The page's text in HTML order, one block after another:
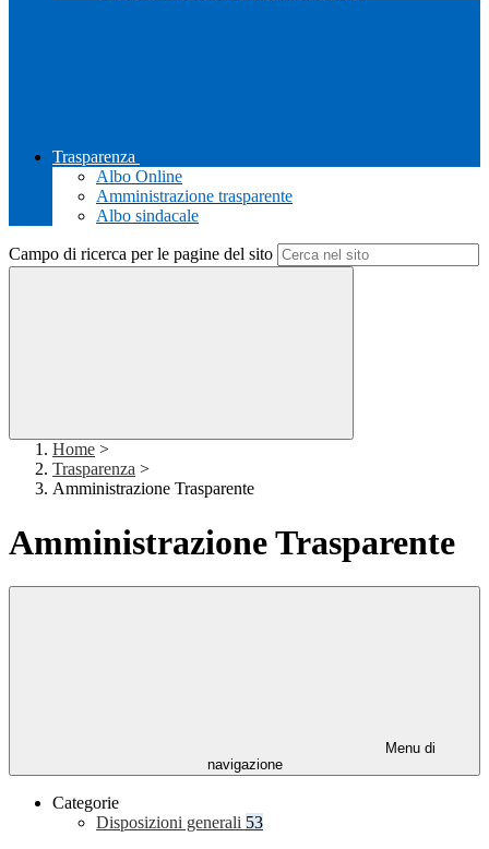
Trasparenza
Albo Online
Amministrazione trasparente
Albo sindacale
Campo di ricerca per le pagine del sito
Home >
Trasparenza >
Amministrazione Trasparente
Amministrazione Trasparente
Menu di
navigazione
Categorie
Disposizioni generali 53